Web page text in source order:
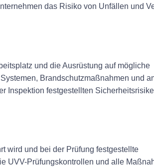
das Risiko von Unfällen und
und die Ausrüstung auf mögliche
Brandschutzmaßnahmen und
Inspektion festgestellten
wird und bei der Prüfung festgestellte
UVV-Prüfungskontrollen und alle